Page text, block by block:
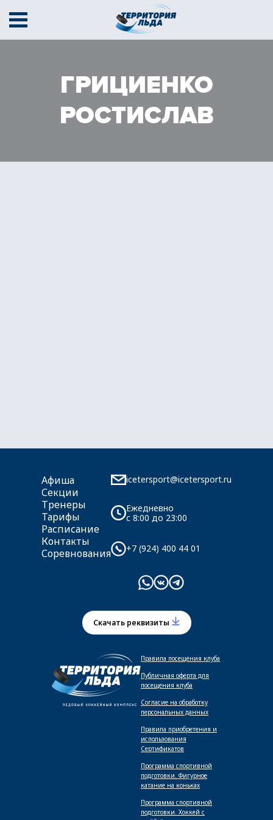
Соревнования
Кубок содружества
ГРИЦИЕНКО
РОСТИСЛАВ
Афиша
Секции
Тренеры
Тарифы
Расписание
Контакты
Соревнования
icetersport@icetersport.ru
Ежедневно
c 8:00 до 23:00
+7 (924) 400 44 01
Скачать реквизиты
Правила посещения клуба
Публичная оферта для
посещения клуба
Согласие на обработку
персональных данных
Правила приобретения и
использования
Сертификатов
Программа спортивной
подготовки. Фигурное
катание на коньках
Программа спортивной
подготовки. Хоккей с